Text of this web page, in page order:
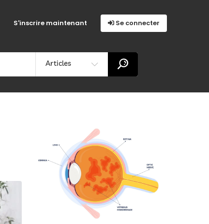
Se connecter
S'inscrire maintenant
Articles